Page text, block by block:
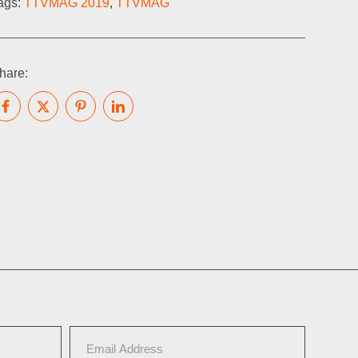
TTVMAG 2019, TTVMAG